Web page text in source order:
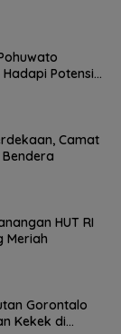
Hadapi Potensi
Camat
HUT RI
Meriah
Gorontalo
Kekek di